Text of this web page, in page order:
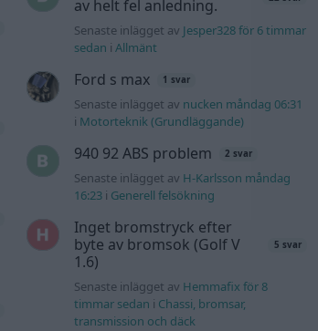
av helt fel anledning.
Senaste inlägget av Jesper328 för 6 timmar
sedan i Allmänt
Ford s max 1 svar
Senaste inlägget av nucken måndag 06:31
i Motorteknik (Grundläggande)
940 92 ABS problem 2 svar
Senaste inlägget av H-Karlsson måndag
16:23i Generell felsökning
Inget bromstryck efter
byte av bromsok (Golf V
1.6)
5 svar
Senaste inlägget av Hemmafix för 8
timmar sedan i Chassi, bromsar,
transmission och däck